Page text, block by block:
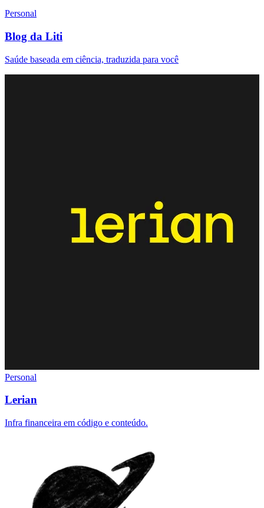
Personal
Blog da Liti
Saúde baseada em ciência, traduzida para você
Personal
Lerian
Infra financeira em código e conteúdo.